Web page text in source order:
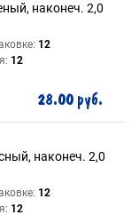
наконеч. 2,0
12
12
28.00 руб.
наконеч. 2,0
12
12